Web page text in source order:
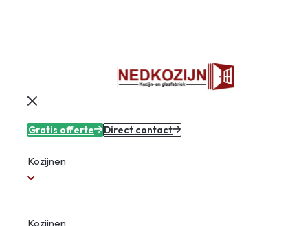
Gratis offerte Direct contact
Kozijnen
Kozijnen